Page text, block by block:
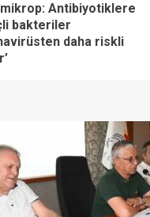
Antibiyotiklere
bakteriler
daha riskli